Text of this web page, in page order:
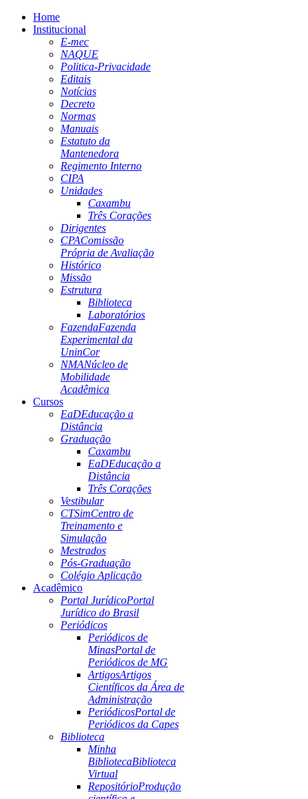
Home
Institucional
E-mec
NAQUE
Politica-Privacidade
Editais
Notícias
Decreto
Normas
Manuais
Estatuto da
Mantenedora
Regimento Interno
CIPA
Unidades
Caxambu
Três Corações
Dirigentes
CPAComissão
Própria de Avaliação
Histórico
Missão
Estrutura
Biblioteca
Laboratórios
FazendaFazenda
Experimental da
UninCor
NMANúcleo de
Mobilidade
Acadêmica
Cursos
EaDEducação a
Distância
Graduação
Caxambu
EaDEducação a
Distância
Três Corações
Vestibular
CTSimCentro de
Treinamento e
Simulação
Mestrados
Pós-Graduação
Colégio Aplicação
Acadêmico
Portal JurídicoPortal
Jurídico do Brasil
Periódicos
Periódicos de
MinasPortal de
Periódicos de MG
ArtigosArtigos
Científicos da Área de
Administração
PeriódicosPortal de
Periódicos da Capes
Biblioteca
Minha
BibliotecaBiblioteca
Virtual
RepositórioProdução